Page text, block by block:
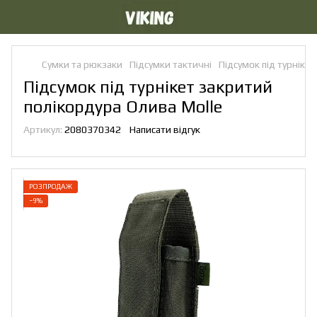
Сумки та рюкзаки Підсумки тактичні Підсумок під турнікет
Підсумок під турнікет закритий
полікордура Олива Molle
Артикул: 2080370342 Написати відгук
РОЗПРОДАЖ
−9%